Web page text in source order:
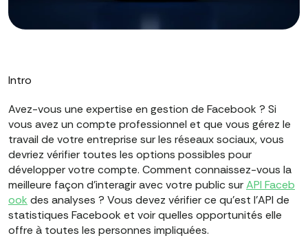
Intro
Avez-vous une expertise en gestion de Facebook ? Si
vous avez un compte professionnel et que vous gérez le
travail de votre entreprise sur les réseaux sociaux, vous
devriez vérifier toutes les options possibles pour
développer votre compte. Comment connaissez-vous la
meilleure façon d'interagir avec votre public surAPI Faceb
ook des analyses ? Vous devez vérifier ce qu'est l'API de
statistiques Facebook et voir quelles opportunités elle
offre à toutes les personnes impliquées.